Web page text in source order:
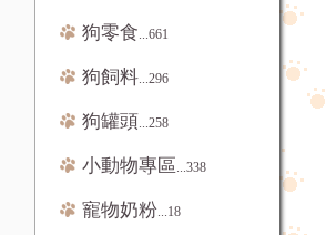
狗零食...661
狗飼料...296
狗罐頭...258
小動物專區...338
寵物奶粉...18